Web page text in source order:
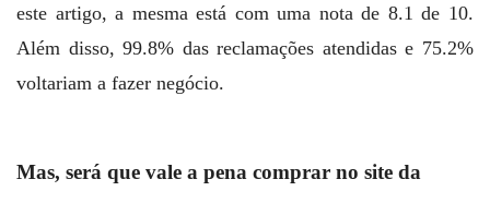
este artigo, a mesma está com uma nota de 8.1 de 10.
Além disso, 99.8% das reclamações atendidas e 75.2%
voltariam a fazer negócio.
Mas, será que vale a pena comprar no site da